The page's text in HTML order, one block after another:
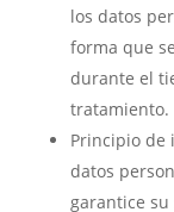
los datos
forma que
durante el
tratamiento.
Principio de
datos
garantice